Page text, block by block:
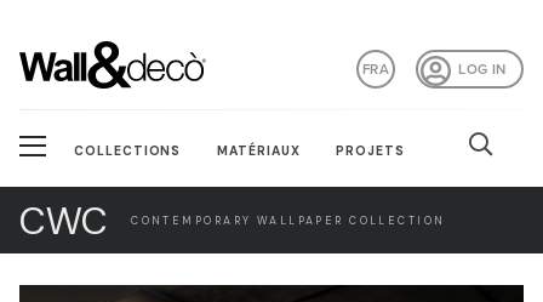
LOG IN
FRA
COLLECTIONS MATÉRIAUX PROJETS
CWC CONTEMPORARY WALLPAPER COLLECTION